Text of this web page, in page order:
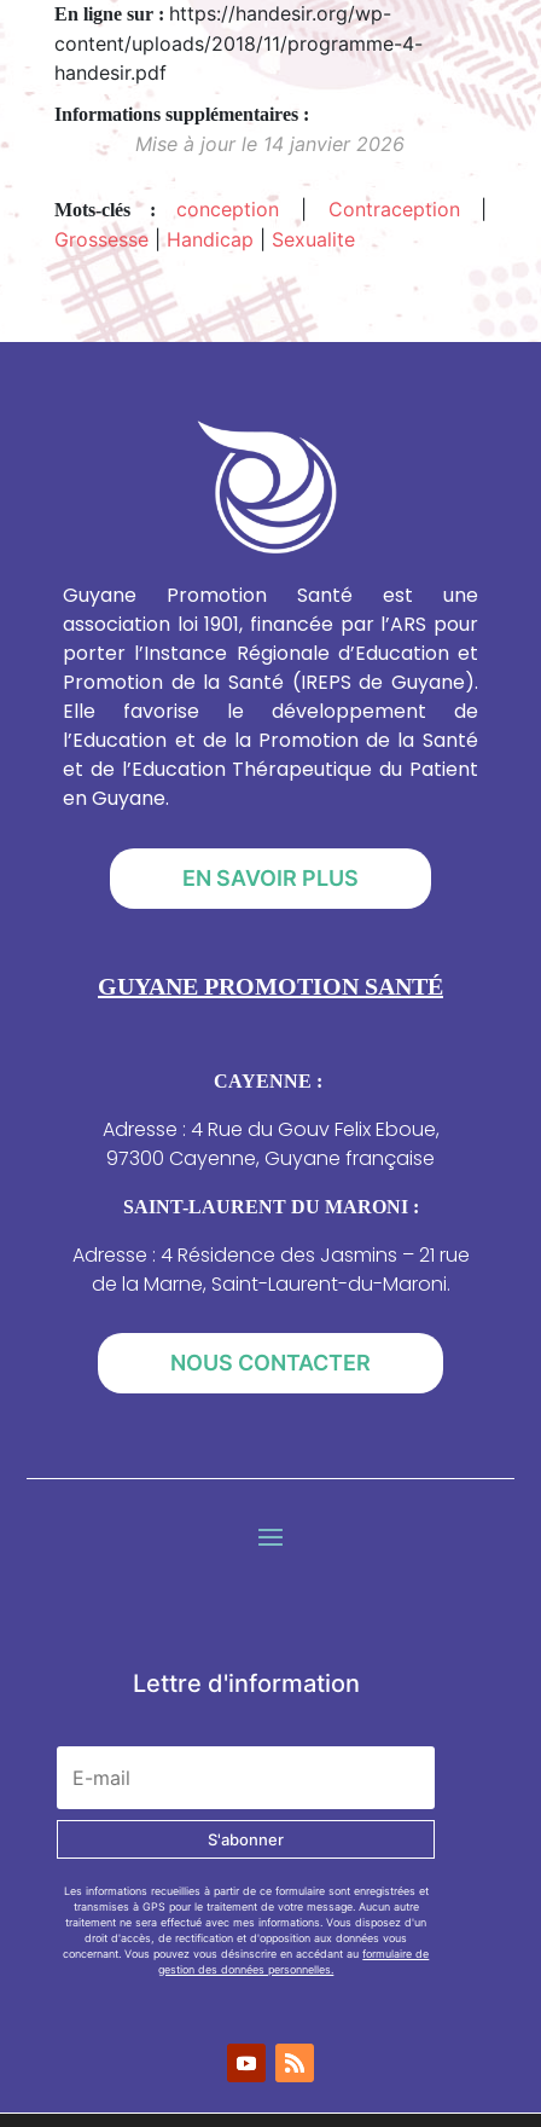
En ligne sur : https://handesir.org/wp-
content/uploads/2018/11/programme-4-
handesir.pdf
Mise à jour le 14 janvier 2026
Mots-clés :conception Contraception
Grossesse|Handicap Sexualite
Guyane Promotion Santé est une
association loi 1901, financée par l’ARS pour
porter l’Instance Régionale d’Education et
Promotion de la Santé (IREPS de Guyane).
Elle favorise le développement de
l’Education et de la Promotion de la Santé
et de l’Education Thérapeutique du Patient
en Guyane.
EN SAVOIR PLUS
GUYANE PROMOTION SANTÉ
CAYENNE :
Adresse : 4 Rue du Gouv Felix Eboue,
97300 Cayenne, Guyane française
SAINT-LAURENT DU MARONI :
Adresse : 4 Résidence des Jasmins – 21 rue
de la Marne, Saint-Laurent-du-Maroni.
NOUS CONTACTER
Lettre d'information
S'abonner
Les informations recueillies à partir de ce formulaire sont enregistrées et
transmises à GPS pour le traitement de votre message. Aucun autre
traitement ne sera effectué avec mes informations. Vous disposez d'un
droit d'accès, de rectification et d'opposition aux données vous
concernant. Vous pouvez vous désinscrire en accédant auformulaire de
gestion des données personnelles.